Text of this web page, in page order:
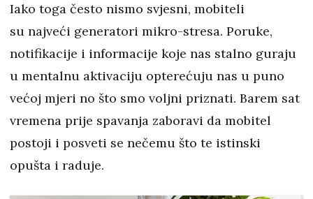
Iako toga često nismo svjesni, mobiteli
su najveći generatori mikro-stresa. Poruke,
notifikacije i informacije koje nas stalno guraju
u mentalnu aktivaciju opterećuju nas u puno
većoj mjeri no što smo voljni priznati. Barem sat
vremena prije spavanja zaboravi da mobitel
postoji i posveti se nečemu što te istinski
opušta i raduje.